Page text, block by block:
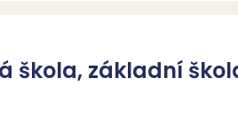
škola, základní